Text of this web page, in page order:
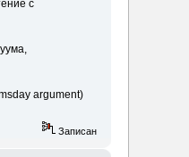
с
argument)
Записан